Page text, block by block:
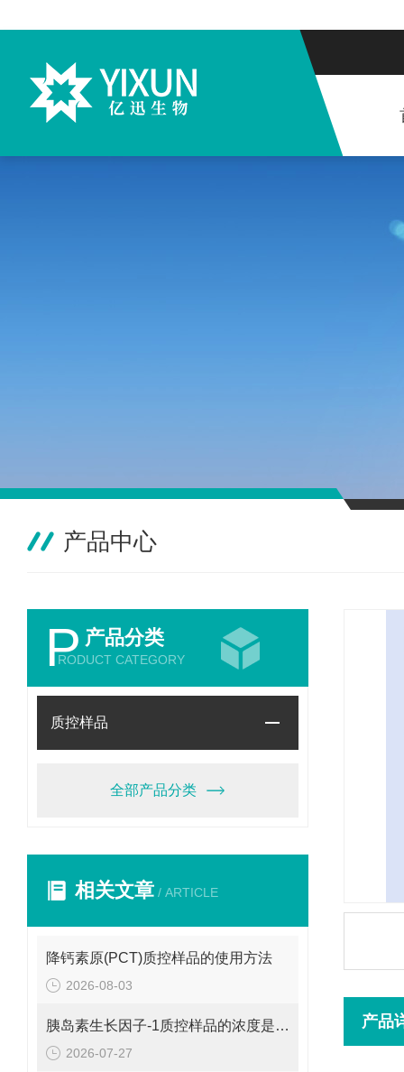
产品中心
P 产品分类
RODUCT CATEGORY
质控样品
全部产品分类
相关文章 / ARTICLE
降钙素原(PCT)质控样品的使用方法
2026-08-03
胰岛素生长因子-1质控样品的浓度是多少呢？
2026-07-27
产品